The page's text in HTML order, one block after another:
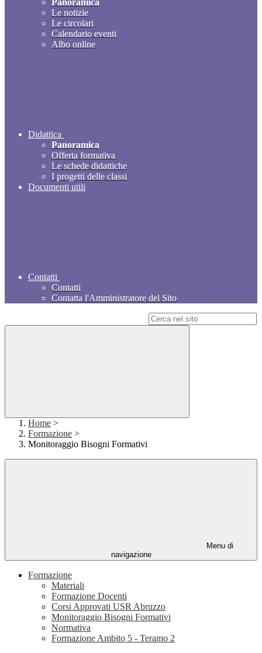
Panoramica
Le notizie
Le circolari
Calendario eventi
Albo online
Didattica
Panoramica
Offerta formativa
Le schede didattiche
I progetti delle classi
Documenti utili
Contatti
Contatti
Contatta l'Amministratore del Sito
Home >
Formazione >
Monitoraggio Bisogni Formativi
Menu di
navigazione
Formazione
Materiali
Formazione Docenti
Corsi Approvati USR Abruzzo
Monitoraggio Bisogni Formativi
Normativa
Formazione Ambito 5 - Teramo 2